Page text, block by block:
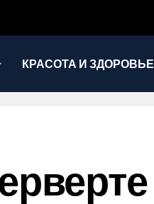
КРАСОТА И ЗДОРОВЬЕ